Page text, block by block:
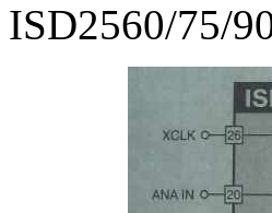
ISD2560/75/